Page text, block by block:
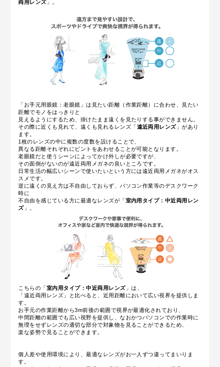
両用レンズ」。
「お手元用眼鏡：老眼鏡」は見たい距離（作業距離）に合わせ、見たい
距離でモノをはっきりと
見えるようにするため、掛けたまま遠くを見たりする事ができません。
その際に近くも見れて、遠くも見れるレンズ「 遠近両用レンズ」があり
ます。
1枚のレンズの中に複数の度数を設けることで、
異なる距離それぞれにピントをあわせることが可能となります。
老眼鏡だと使うシーンによってかけ外しが必要ですが、
その面倒がないのが遠近両用メガネの良いところです。
日常生活の幅広いシーンで使いたいという方には遠近両用メガネがオス
スメです。
逆に遠くの見え方は不自由しておらず、パソコン作業等のデスクワーク
時に
不自由を感じている方に最適なレンズが「 室内用タイプ：中近両用レン
ズ」。
こちらの「室内用タイプ：中近両用レンズ」は、
「遠近両用レンズ」と比べると、近用距離において広い視界を提供しま
す。
お手元の作業距離から3m前後の範囲で視界が最適化されており、
中間距離の範囲でも広い視野を提供し、なおかつパソコンでの作業時に
無理をせずレンズの適切な部分で対象物を見ることができるため、
楽な姿勢で見ることができます。
個人差や使用環境により、最適なレンズがお一人ずつ違ってまいりま
す。